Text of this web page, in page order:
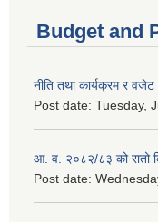
Budget and
नीति तथा कार्यक्रम र
Post date: Tuesday,
आ. व. २०८२/८३ को रातो
Post date: